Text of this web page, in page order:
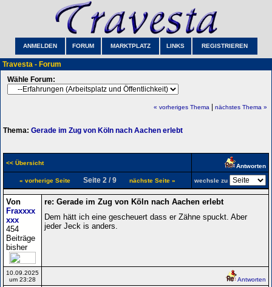
ANMELDEN FORUM MARKTPLATZ LINKS REGISTRIEREN
Travesta - Forum
Wähle Forum:
« vorheriges Thema nächstes Thema »
Thema: Gerade im Zug von Köln nach Aachen erlebt
<< Übersicht Antworten
« vorherige Seite Seite 2 / 9 nächste Seite » wechsle zu
Von
Fraxxxx
xxx
454
Beiträge
bisher
re: Gerade im Zug von Köln nach Aachen erlebt
Dem hätt ich eine gescheuert dass er Zähne spuckt. Aber
jeder Jeck is anders.
10.09.2025
um 23:28
Antworten